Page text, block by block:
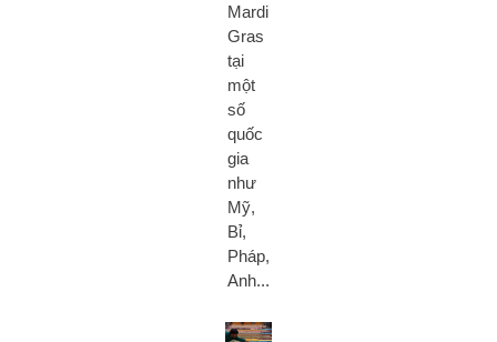
Mardi
Gras
tại
một
số
quốc
gia
như
Mỹ,
Bỉ,
Pháp,
Anh...